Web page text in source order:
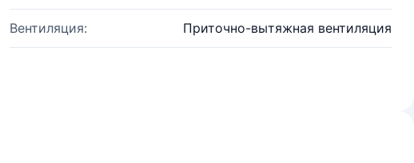
Вентиляция: Приточно-вытяжная вентиляция